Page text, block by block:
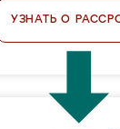
УЗНАТЬ О